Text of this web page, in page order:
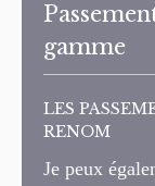
gamme
LES
RENOM
Je peux